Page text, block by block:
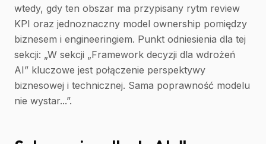
wtedy, gdy ten obszar ma przypisany rytm review
KPI oraz jednoznaczny model ownership pomiędzy
biznesem i engineeringiem. Punkt odniesienia dla tej
sekcji: „W sekcji „Framework decyzji dla wdrożeń
AI” kluczowe jest połączenie perspektywy
biznesowej i technicznej. Sama poprawność modelu
nie wystar...”.